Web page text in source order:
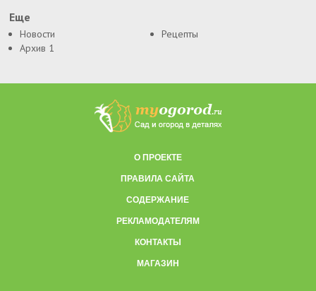
Еще
Новости
Рецепты
Архив 1
О ПРОЕКТЕ
ПРАВИЛА САЙТА
СОДЕРЖАНИЕ
РЕКЛАМОДАТЕЛЯМ
КОНТАКТЫ
МАГАЗИН